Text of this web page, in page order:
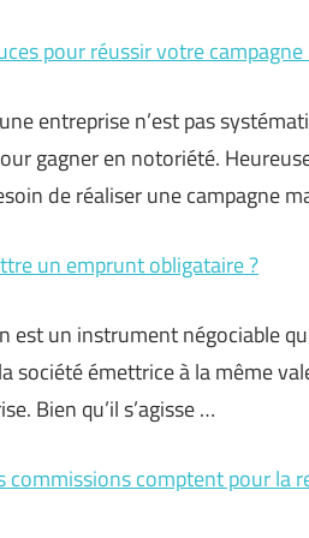
pour réussir votre
entreprise n’est pas
gagner en notoriété.
de réaliser une campagne
un emprunt obligataire ?
est un instrument négociable
société émettrice à la même
Bien qu’il s’agisse …
commissions comptent pour la